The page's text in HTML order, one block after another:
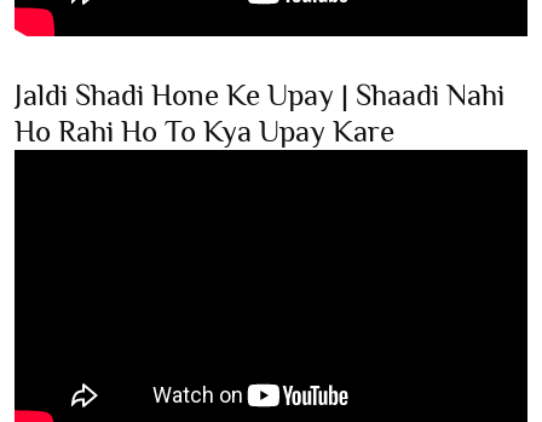
Jaldi Shadi Hone Ke Upay | Shaadi Nahi
Ho Rahi Ho To Kya Upay Kare